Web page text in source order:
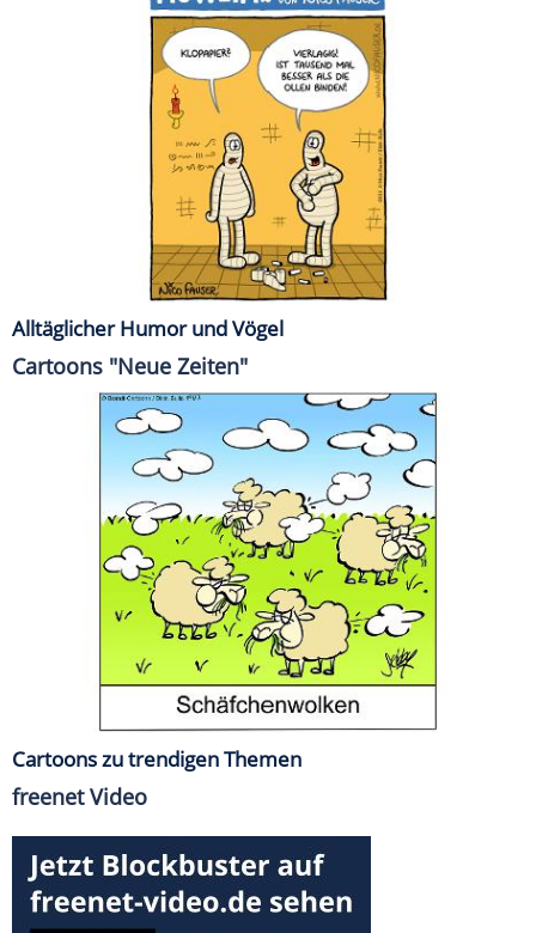
Alltäglicher Humor und Vögel
Cartoons "Neue Zeiten"
Cartoons zu trendigen Themen
freenet Video